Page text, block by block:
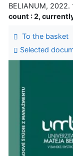
BELIANUM,
count : 2,
To the basket
Selected